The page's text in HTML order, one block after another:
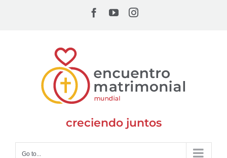
Facebook
YouTubeInstagram
creciendo juntos
Go to...